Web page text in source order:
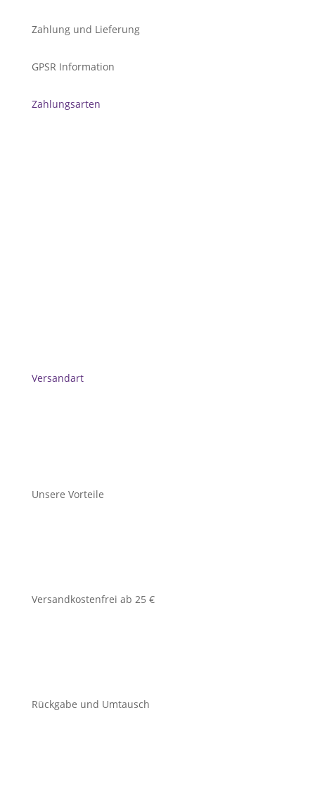
Zahlung und Lieferung
GPSR Information
Zahlungsarten
Versandart
Unsere Vorteile
Versandkostenfrei ab 25 €
Rückgabe und Umtausch